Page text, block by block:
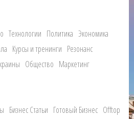
Технологии Политика Экономика
Курсы и тренинги Резонанс
Общество Маркетинг
Бизнес Статьи Готовый Бизнес Offtop